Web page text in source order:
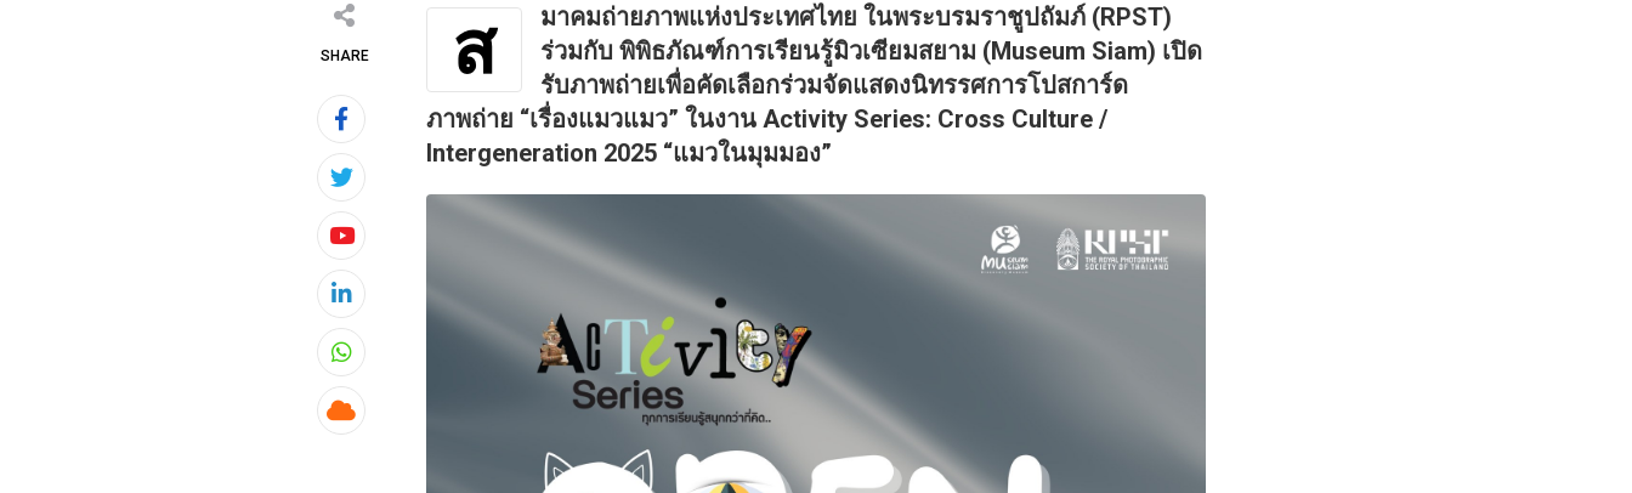
SHARE
Youtube
LinkedIn
Whatsapp
Cloud
ส
มาคมถ่ายภาพแห่งประเทศไทย ในพระบรมราชูปถัมภ์ (RPST)
ร่วมกับ พิพิธภัณฑ์การเรียนรู้มิวเซียมสยาม (Museum Siam) เปิด
รับภาพถ่ายเพื่อคัดเลือกร่วมจัดแสดงนิทรรศการโปสการ์ด
ภาพถ่าย “เรื่องแมวแมว” ในงาน Activity Series: Cross Culture /
Intergeneration 2025 “แมวในมุมมอง”